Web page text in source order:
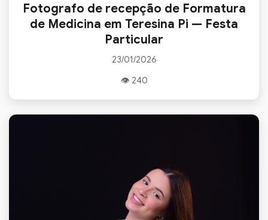
Fotografo de recepção de Formatura
de Medicina em Teresina Pi — Festa
Particular
23/01/2026
👁 240